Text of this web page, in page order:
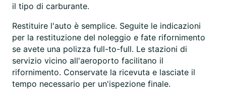
il tipo di carburante.
Restituire l'auto è semplice. Seguite le indicazioni
per la restituzione del noleggio e fate rifornimento
se avete una polizza full-to-full. Le stazioni di
servizio vicino all'aeroporto facilitano il
rifornimento. Conservate la ricevuta e lasciate il
tempo necessario per un'ispezione finale.